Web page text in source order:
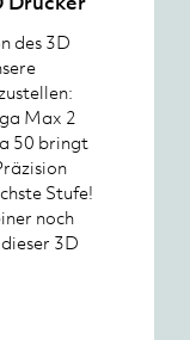
des 3D
Max 2
50 bringt
Stufe!
noch
3D